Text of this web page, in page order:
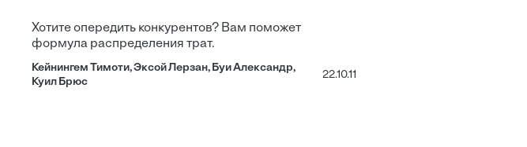
Хотите опередить конкурентов? Вам поможет
формула распределения трат.
Кейнингем Тимоти, Эксой Лерзан, Буи Александр,
Куил Брюс
22.10.11